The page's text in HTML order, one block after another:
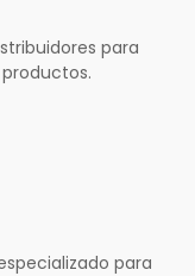
para
para